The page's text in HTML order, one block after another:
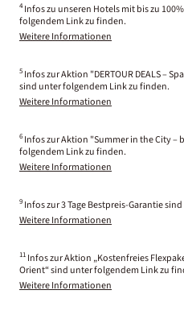
4 Infos zu unseren Hotels mit bis zu
folgendem Link zu finden.
Weitere Informationen
5 Infos zur Aktion "DERTOUR DEALS –
sind unter folgendem Link zu finden.
Weitere Informationen
6 Infos zur Aktion "Summer in the City –
folgendem Link zu finden.
Weitere Informationen
9 Infos zur 3 Tage Bestpreis-Garantie
Weitere Informationen
11 Infos zur Aktion „Kostenfreies
Orient“ sind unter folgendem Link zu
Weitere Informationen